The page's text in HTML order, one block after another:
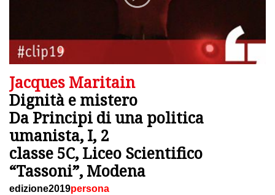
Jacques Maritain
Dignità e mistero
Da Principi di una politica
umanista, I, 2
classe 5C, Liceo Scientifico
“Tassoni”, Modena
edizione2019persona